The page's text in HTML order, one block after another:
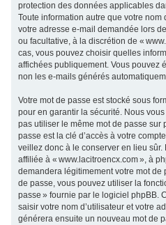
protection des données applicables
Toute information autre que votre nom
votre adresse e-mail demandée lors
ou facultative, à la discrétion de «
cas, vous pouvez choisir quelles
affichées publiquement. Vous pouvez
non les e-mails générés
Votre mot de passe est stocké sous
pour en garantir la sécurité. Nous
pas utiliser le même mot de passe sur
passe est la clé d’accès à votre
veillez donc à le conserver en lieu
affiliée à « www.lacitroencx.com », à
demandera légitimement votre mot de
de passe, vous pouvez utiliser la
passe » fournie par le logiciel phpBB.
saisir votre nom d’utilisateur et votre
générera ensuite un nouveau mot de